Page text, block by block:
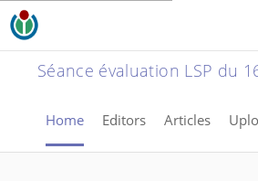
Séance évaluation LSP du
Home Editors Articles